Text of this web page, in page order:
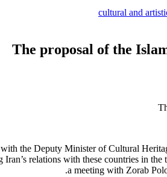
cultural and
The proposal of the
the Deputy Minister of Cultural
relations with these countries in
a meeting with Zorab